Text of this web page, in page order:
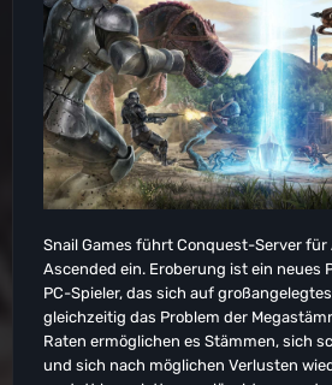
Snail Games führt Conquest-Server für
Ascended ein. Eroberung ist ein neues
PC-Spieler, das sich auf
gleichzeitig das Problem der
Raten ermöglichen es Stämmen, sich
und sich nach möglichen Verlusten